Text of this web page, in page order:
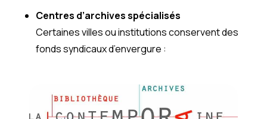
Centres d’archives spécialisés
Certaines villes ou institutions conservent des
fonds syndicaux d’envergure :